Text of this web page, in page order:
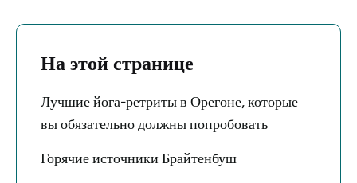
На этой странице
Лучшие йога-ретриты в Орегоне, которые
вы обязательно должны попробовать
Горячие источники Брайтенбуш